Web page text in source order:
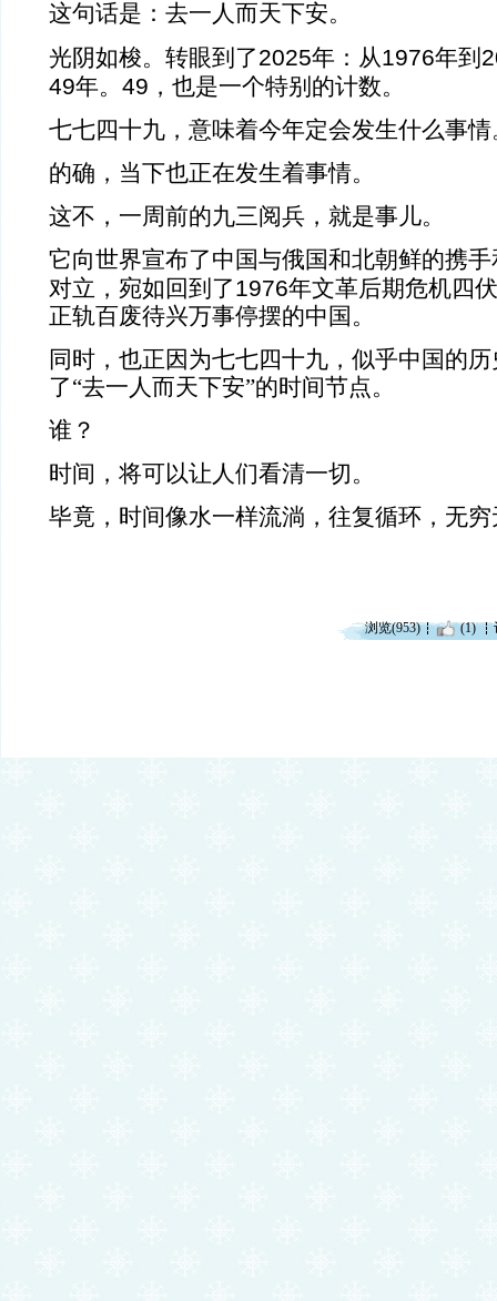
这句话是：去一人而天下安。
光阴如梭。转眼到了2025年：从1976年到
49年。 49 ，也是一个特别的计数。
七七四十九，意味着今年定会发生什么事情
的确，当下也正在发生着事情。
这不，一周前的九三阅兵，就是事儿。
它向世界宣布了中国与俄国和北朝鲜的携
对立，宛如回到了1976年文革后期危机四
正轨百废待兴万事停摆的中国。
同时，也正因为七七四十九，似乎中国的
了“去一人而天下安”的时间节点。
谁？
时间，将可以让人们看清一切。
毕竟，时间像水一样流淌，往复循环，无穷
浏览(953) (1)